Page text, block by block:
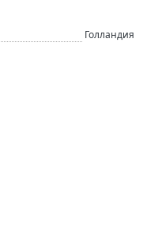
Голландия